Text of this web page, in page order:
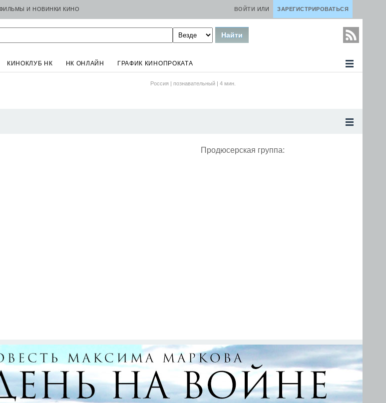
И НОВИНКИ КИНО ЗАРЕГИСТРИРОВАТЬСЯ
ВОЙТИ ИЛИ
КИНОКЛУБ НК НК ОНЛАЙН ГРАФИК КИНОПРОКАТА
Россия | познавательный | 4 мин.
Продюсерская группа: